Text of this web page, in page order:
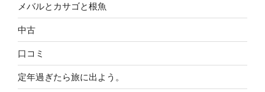
メバルとカサゴと根魚
中古
口コミ
定年過ぎたら旅に出よう。